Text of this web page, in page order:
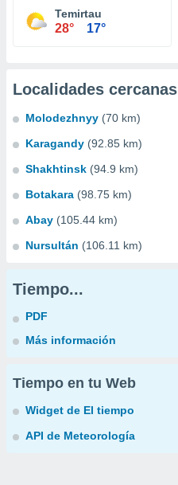
Temirtau
28° 17°
Localidades cercanas
Molodezhnyy (70 km)
Karagandy (92.85 km)
Shakhtinsk (94.9 km)
Botakara (98.75 km)
Abay (105.44 km)
Nursultán (106.11 km)
Tiempo...
PDF
Más información
Tiempo en tu Web
Widget de El tiempo
API de Meteorología